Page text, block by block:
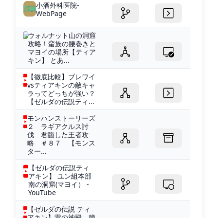
小酒外科医院-
WebPage
ウォルナット山の洞窟
攻略！蛮族の腰巻きと
マヨイの場所【ティア
キン】 とあ...
【徹底比較】ブレワイ
vsティアキンの敵キャ
ラってどっちが強い？
【ゼルダの伝説ティ...
モンハンストーリーズ
２ ラギアクルス討
伐 君臨した王者攻
略 ＃８７ 【モンス
ター...
【ゼルダの伝説ティ
アキン】 ユン組本部
南の洞窟(マヨイ） -
YouTube
【ゼルダの伝説 ティ